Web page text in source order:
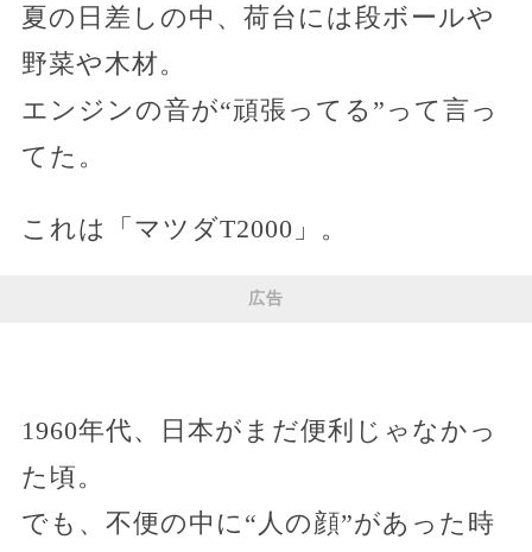
夏の日差しの中、荷台には段ボールや
野菜や木材。
エンジンの音が“頑張ってる”って言っ
てた。
これは「マツダT2000」。
広告
1960年代、日本がまだ便利じゃなかっ
た頃。
でも、不便の中に“人の顔”があった時